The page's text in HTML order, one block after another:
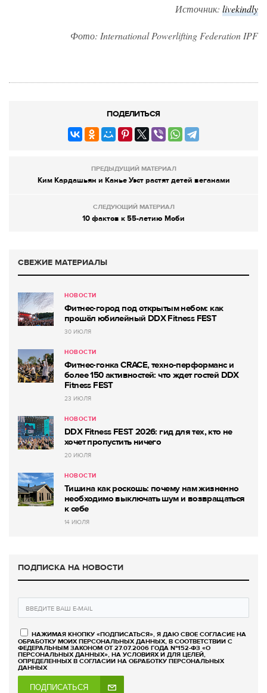
Источник: livekindly
Фото: International Powerlifting Federation IPF
ПОДЕЛИТЬСЯ
ПРЕДЫДУЩИЙ МАТЕРИАЛ
Ким Кардашьян и Канье Уэст растят детей веганами
СЛЕДУЮЩИЙ МАТЕРИАЛ
10 фактов к 55-летию Моби
СВЕЖИЕ МАТЕРИАЛЫ
НОВОСТИ
Фитнес-город под открытым небом: как
прошёл юбилейный DDX Fitness FEST
30 ИЮЛЯ
НОВОСТИ
Фитнес-гонка CRACE, техно-перформанс и
более 150 активностей: что ждет гостей DDX
Fitness FEST
23 ИЮЛЯ
НОВОСТИ
DDX Fitness FEST 2026: гид для тех, кто не
хочет пропустить ничего
20 ИЮЛЯ
НОВОСТИ
Тишина как роскошь: почему нам жизненно
необходимо выключать шум и возвращаться
к себе
14 ИЮЛЯ
ПОДПИСКА НА НОВОСТИ
НАЖИМАЯ КНОПКУ «ПОДПИСАТЬСЯ», Я ДАЮ СВОЕ СОГЛАСИЕ НА
ОБРАБОТКУ МОИХ ПЕРСОНАЛЬНЫХ ДАННЫХ, В СООТВЕТСТВИИ С
ФЕДЕРАЛЬНЫМ ЗАКОНОМ ОТ 27.07.2006 ГОДА №152-ФЗ «О
ПЕРСОНАЛЬНЫХ ДАННЫХ», НА УСЛОВИЯХ И ДЛЯ ЦЕЛЕЙ,
ОПРЕДЕЛЕННЫХ В СОГЛАСИИ НА ОБРАБОТКУ ПЕРСОНАЛЬНЫХ
ДАННЫХ
ПОДПИСАТЬСЯ